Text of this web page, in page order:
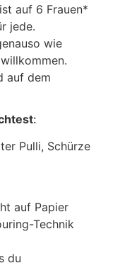
auf 6 Frauen*
jede.
wie
auf dem
:
Pulli, Schürze
auf Papier
Technik
du